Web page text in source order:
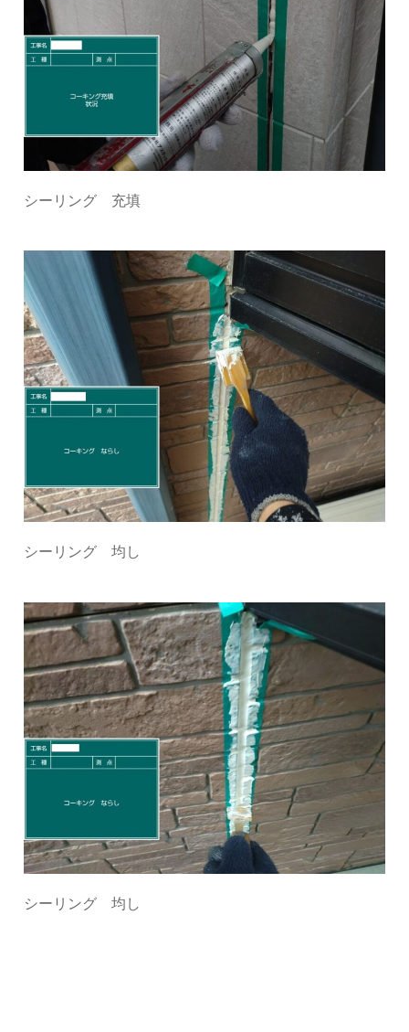
シーリング 充填
シーリング 均し
シーリング 均し